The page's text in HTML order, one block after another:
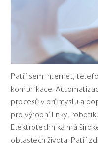
Patří sem internet,
komunikace.
procesů v průmyslu a
pro výrobní linky,
Elektrotechnika má
oblastech života. Patří